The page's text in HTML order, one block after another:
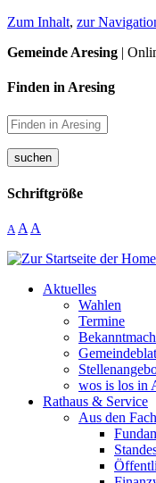
Zum Inhalt, zur
Gemeinde Aresing |
Finden in Aresing
suchen
Schriftgröße
A A A
Aktuelles
Wahlen
Termine
wos is los in
Rathaus & Service
Aus den